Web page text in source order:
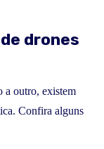
drones
a outro, existem
Confira alguns